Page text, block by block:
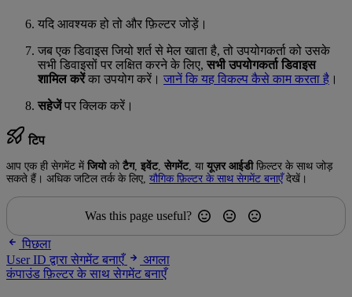
यदि आवश्यक हो तो और फ़िल्टर जोड़ें।
जब एक डिवाइस जियो शर्त से मेल खाता है, तो उपयोगकर्ता को उसके
सभी डिवाइसों पर लक्षित करने के लिए, सभी उपयोगकर्ता डिवाइस
शामिल करेंका उपयोग करें। जानें कि यह विकल्प कैसे काम करता है ।
सहेजेंपर क्लिक करें।
टिप
आप एक ही सेगमेंट में जियोको टैग, इवेंट, सेगमेंट, या यूज़र आईडीफ़िल्टर के साथ जोड़
सकते हैं। अधिक जटिल तर्क के लिए, यौगिक फ़िल्टर के साथ सेगमेंट बनाएँदेखें।
Was this page useful?
पिछला
User ID द्वारा सेगमेंट बनाएँ
अगला
कंपाउंड फ़िल्टर के साथ सेगमेंट बनाएँ